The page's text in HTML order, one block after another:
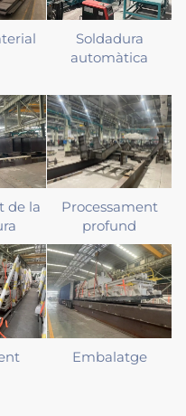
Soldadura
automàtica
de la
Processament
profund
Embalatge